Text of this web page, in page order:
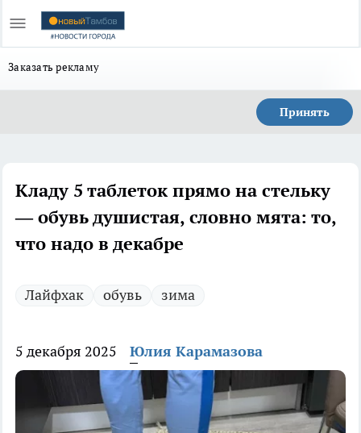
Заказать рекламу
Принять
Кладу 5 таблеток прямо на стельку
— обувь душистая, словно мята: то,
что надо в декабре
Лайфхак обувь зима
5 декабря 2025 Юлия Карамазова